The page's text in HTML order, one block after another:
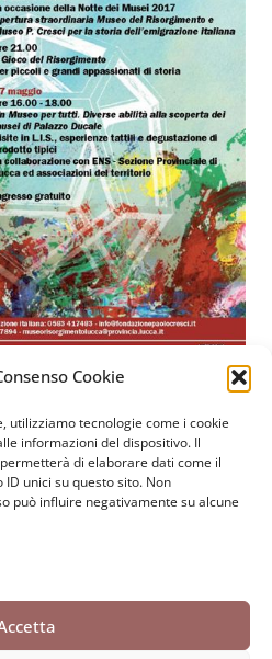
Cookie
utilizziamo tecnologie come i cookie
informazioni del dispositivo. Il
di elaborare dati come il
unici su questo sito. Non
può influire negativamente su alcune
per la storia dell’emigrazione
italiana
1 - 55100 Lucca
4; Fax 0583 417770
Policy